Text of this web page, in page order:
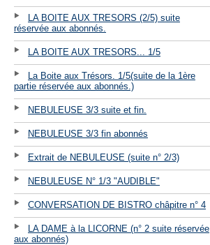
LA BOITE AUX TRESORS (2/5) suite
réservée aux abonnés.
LA BOITE AUX TRESORS... 1/5
La Boite aux Trésors. 1/5(suite de la 1ère
partie réservée aux abonnés.)
NEBULEUSE 3/3 suite et fin.
NEBULEUSE 3/3 fin abonnés
Extrait de NEBULEUSE (suite n° 2/3)
NEBULEUSE N° 1/3 "AUDIBLE"
CONVERSATION DE BISTRO châpitre n° 4
LA DAME à la LICORNE (n° 2 suite réservée
aux abonnés)